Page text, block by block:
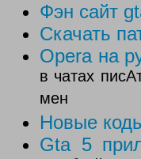
Фэн сайт
Скачать
Opera на
в чатах
мен
Новые
Gta 5